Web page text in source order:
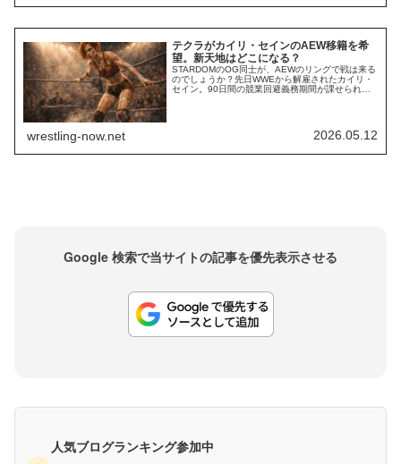
テクラがカイリ・セインのAEW移籍を希
望。新天地はどこになる？
STARDOMのOG同士が、AEWのリングで戦は来る
のでしょうか？先日WWEから解雇されたカイリ・
セイン。90日間の競業回避義務期間が課せられる
んな中、STARDOMの後輩で現AEWのテクラが、
最新のインタビューでカイリのAE...
wrestling-now.net 2026.05.12
Google 検索で当サイトの記事を優先表示させる
人気ブログランキング参加中